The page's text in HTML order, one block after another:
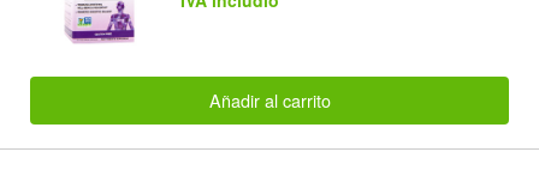
Añadir al carrito